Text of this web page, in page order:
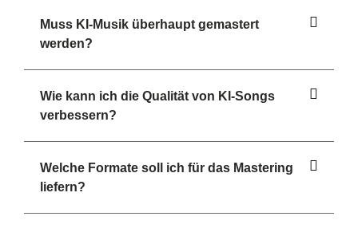
Muss KI-Musik überhaupt gemastert
werden?
Wie kann ich die Qualität von KI-Songs
verbessern?
Welche Formate soll ich für das Mastering
liefern?